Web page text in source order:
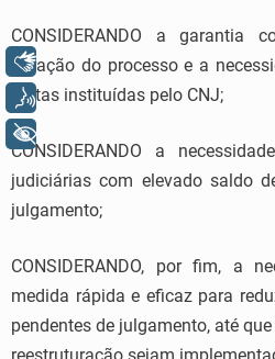
CONSIDERANDO a garantia
duração do processo e a
Metas instituídas pelo CNJ;
CONSIDERANDO a
judiciárias com elevado saldo
julgamento;
CONSIDERANDO, por fim, a
medida rápida e eficaz para
pendentes de julgamento, até
Libras
Voz